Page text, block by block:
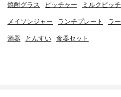
焼酎グラス ピッチャー ミルクピッ
メイソンジャー ランチプレート ラ
酒器 とんすい 食器セット